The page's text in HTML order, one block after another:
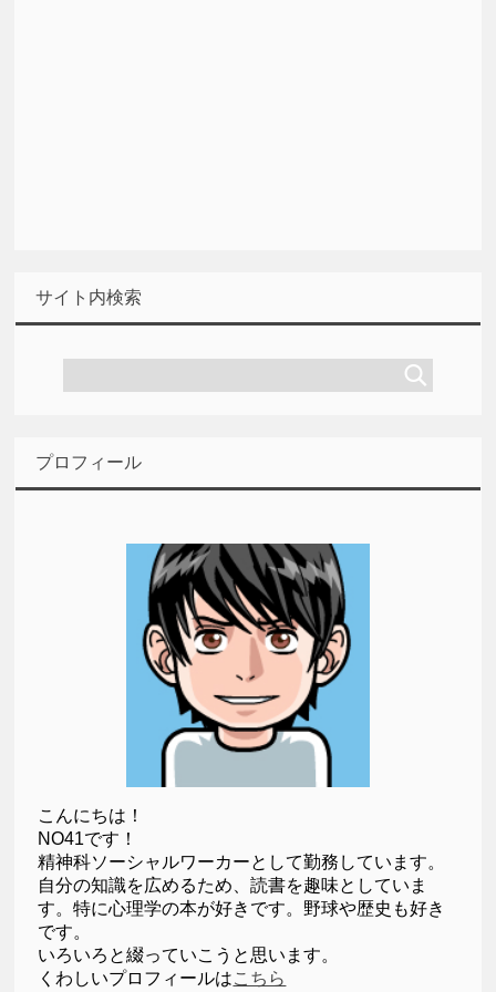
サイト内検索
プロフィール
こんにちは！
NO41です！
精神科ソーシャルワーカーとして勤務しています。
自分の知識を広めるため、読書を趣味としていま
す。特に心理学の本が好きです。野球や歴史も好き
です。
いろいろと綴っていこうと思います。
くわしいプロフィールはこちら